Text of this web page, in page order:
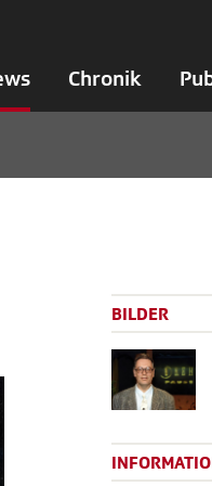
Chronik
BILDER